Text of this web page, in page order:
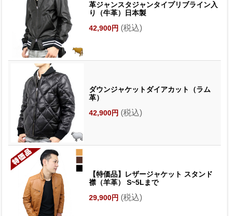
革ジャンスタジャンタイプリブライン入
り（牛革）日本製
42,900円 (税込)
ダウンジャケットダイアカット（ラム
革）
42,900円 (税込)
【特価品】レザージャケット スタンド
襟（羊革） S~5Lまで
29,900円 (税込)